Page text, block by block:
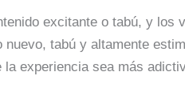
excitante o tabú, y los
tabú y altamente
experiencia sea más